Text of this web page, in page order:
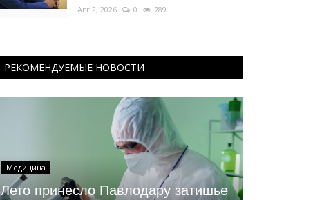
Авг 2, 2026 0 789
РЕКОМЕНДУЕМЫЕ НОВОСТИ
Медицина
Лето принесло Павлодару затишье